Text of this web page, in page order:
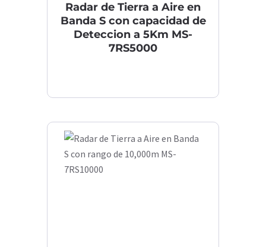
Radar de Tierra a Aire en
Banda S con capacidad de
Deteccion a 5Km MS-
7RS5000